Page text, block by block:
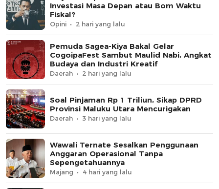
Investasi Masa Depan atau Bom Waktu
Fiskal?
Opini 2 hari yang lalu
Pemuda Sagea-Kiya Bakal Gelar
CogoipaFest Sambut Maulid Nabi, Angkat
Budaya dan Industri Kreatif
Daerah 2 hari yang lalu
Soal Pinjaman Rp 1 Triliun, Sikap DPRD
Provinsi Maluku Utara Mencurigakan
Daerah 3 hari yang lalu
Wawali Ternate Sesalkan Penggunaan
Anggaran Operasional Tanpa
Sepengetahuannya
Majang 4 hari yang lalu